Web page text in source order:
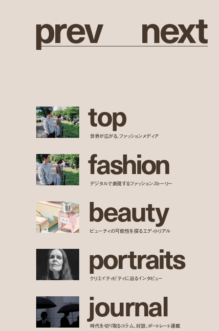
prev next
top
世界が広がる、ファッションメディア
fashion
デジタルで表現するファッションストーリー
beauty
ビューティの可能性を探るエディトリアル
portraits
クリエイティビティに迫るインタビュー
journal
時代を切り取るコラム、対談、ポートレート連載